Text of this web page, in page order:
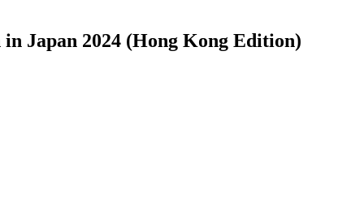
Japan 2024 (Hong Kong Edition)